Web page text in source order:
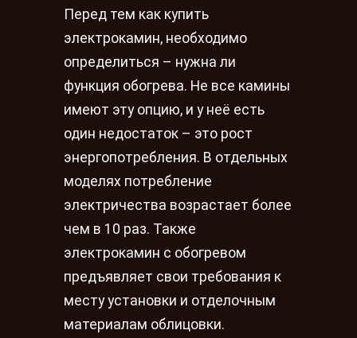
Перед тем как купить
электрокамин, необходимо
определиться – нужна ли
функция обогрева. Не все камины
имеют эту опцию, и у неё есть
один недостаток – это рост
энергопотребления. В отдельных
моделях потребление
электричества возрастает более
чем в 10 раз. Также
электрокамин с обогревом
предъявляет свои требования к
месту установки и отделочным
материалам облицовки.